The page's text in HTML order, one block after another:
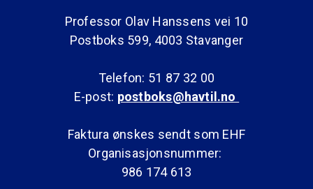
Professor Olav Hanssens vei 10
Postboks 599, 4003 Stavanger
Telefon: 51 87 32 00
E-post: postboks@havtil.no
Faktura ønskes sendt som EHF
Organisasjonsnummer:
986 174 613